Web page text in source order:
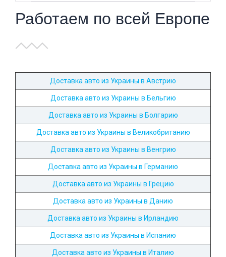
Работаем по всей Европе
Доставка авто из Украины в Австрию
Доставка авто из Украины в Бельгию
Доставка авто из Украины в Болгарию
Доставка авто из Украины в Великобританию
Доставка авто из Украины в Венгрию
Доставка авто из Украины в Германию
Доставка авто из Украины в Грецию
Доставка авто из Украины в Данию
Доставка авто из Украины в Ирландию
Доставка авто из Украины в Испанию
Доставка авто из Украины в Италию